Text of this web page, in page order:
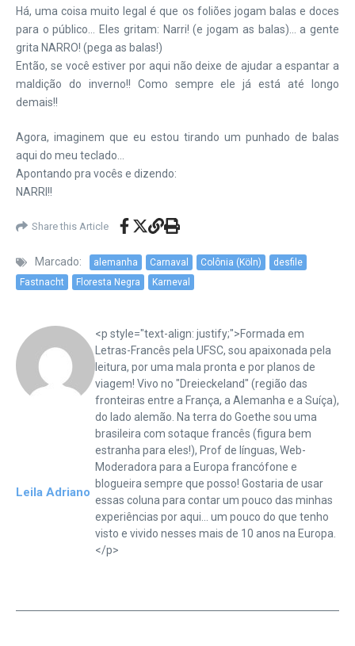
Há, uma coisa muito legal é que os foliões jogam balas e doces
para o público… Eles gritam: Narri! (e jogam as balas)… a gente
grita NARRO! (pega as balas!)
Então, se você estiver por aqui não deixe de ajudar a espantar a
maldição do inverno!! Como sempre ele já está até longo
demais!!
Agora, imaginem que eu estou tirando um punhado de balas
aqui do meu teclado…
Apontando pra vocês e dizendo:
NARRI!!
Share this Article
Marcado: alemanha Carnaval Colônia (Köln)
desfile
Fastnacht
Floresta Negra Karneval
Leila Adriano
<p style="text-align: justify;">Formada em
Letras-Francês pela UFSC, sou apaixonada pela
leitura, por uma mala pronta e por planos de
viagem! Vivo no "Dreieckeland" (região das
fronteiras entre a França, a Alemanha e a Suíça),
do lado alemão. Na terra do Goethe sou uma
brasileira com sotaque francês (figura bem
estranha para eles!), Prof de línguas, Web-
Moderadora para a Europa francófone e
blogueira sempre que posso! Gostaria de usar
essas coluna para contar um pouco das minhas
experiências por aqui... um pouco do que tenho
visto e vivido nesses mais de 10 anos na Europa.
</p>